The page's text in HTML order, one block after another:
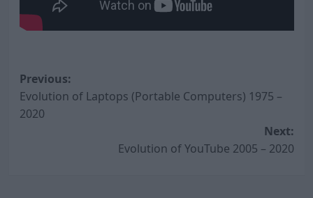
Post
navigation
Previous:
Evolution of Laptops (Portable Computers) 1975 –
2020
Next:
Evolution of YouTube 2005 – 2020